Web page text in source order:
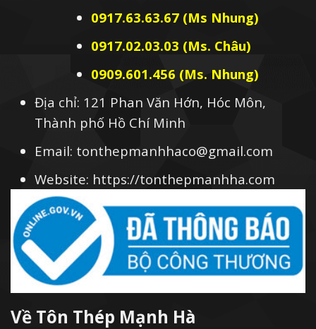
0917.63.63.67 (Ms Nhung)
0917.02.03.03 (Ms. Châu)
0909.601.456 (Ms. Nhung)
Địa chỉ: 121 Phan Văn Hớn, Hóc Môn,
Thành phố Hồ Chí Minh
Email: tonthepmanhhaco@gmail.com
Website: https://tonthepmanhha.com
Về Tôn Thép Mạnh Hà